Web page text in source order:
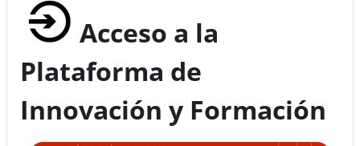
Acceso a la
Plataforma de
Innovación y Formación